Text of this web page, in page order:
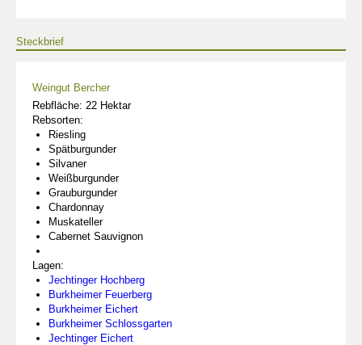
Steckbrief
Weingut Bercher
Rebfläche: 22 Hektar
Rebsorten:
Riesling
Spätburgunder
Silvaner
Weißburgunder
Grauburgunder
Chardonnay
Muskateller
Cabernet Sauvignon
Lagen:
Jechtinger Hochberg
Burkheimer Feuerberg
Burkheimer Eichert
Burkheimer Schlossgarten
Jechtinger Eichert